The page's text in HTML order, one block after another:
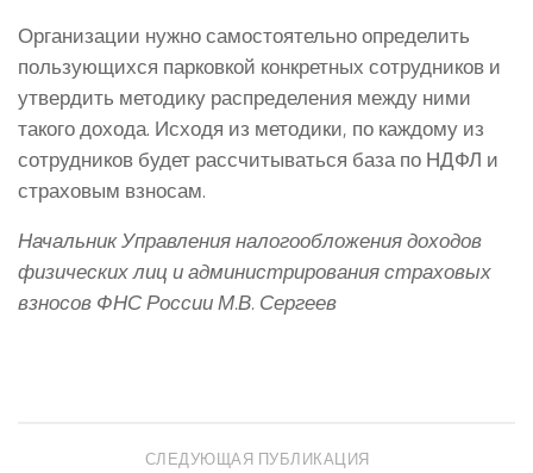
Организации нужно самостоятельно определить
пользующихся парковкой конкретных сотрудников и
утвердить методику распределения между ними
такого дохода. Исходя из методики, по каждому из
сотрудников будет рассчитываться база по НДФЛ и
страховым взносам.
Начальник Управления налогообложения доходов
физических лиц и администрирования страховых
взносов ФНС России М.В. Сергеев
СЛЕДУЮЩАЯ ПУБЛИКАЦИЯ